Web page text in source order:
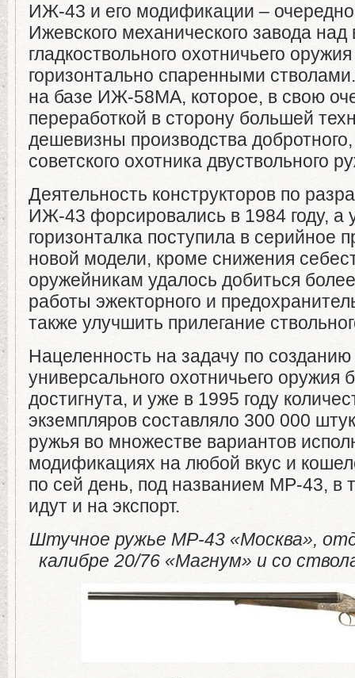
ИЖ-43 и его модификации –
Ижевского механического завода
гладкоствольного охотничьего
горизонтально спаренными
на базе ИЖ-58МА, которое, в свою
переработкой в сторону большей
дешевизны производства
советского охотника двуствольного
Деятельность конструкторов по
ИЖ-43 форсировались в 1984 году, а
горизонталка поступила в серийное
новой модели, кроме снижения
оружейникам удалось добиться
работы эжекторного и
также улучшить прилегание
Нацеленность на задачу по созданию
универсального охотничьего оружия
достигнута, и уже в 1995 году
экземпляров составляло 300 000
ружья во множестве вариантов
модификациях на любой вкус и
по сей день, под названием МР-43, в
идут и на экспорт.
Штучное ружье МР-43 «Москва»,
калибре 20/76 «Магнум» и со